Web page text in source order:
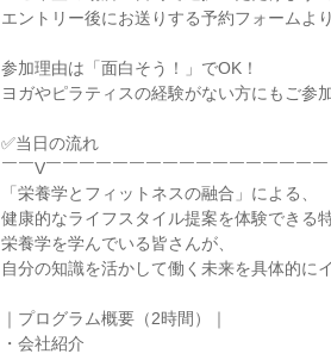
エントリー後にお送りする予約フォームよ
参加理由は「面白そう！」でOK！
ヨガやピラティスの経験がない方にもご参
✅当日の流れ
￣￣V￣￣￣￣￣￣￣￣￣￣￣￣￣￣￣￣￣
「栄養学とフィットネスの融合」による、
健康的なライフスタイル提案を体験できる
栄養学を学んでいる皆さんが、
自分の知識を活かして働く未来を具体的に
｜プログラム概要（2時間）｜
・会社紹介